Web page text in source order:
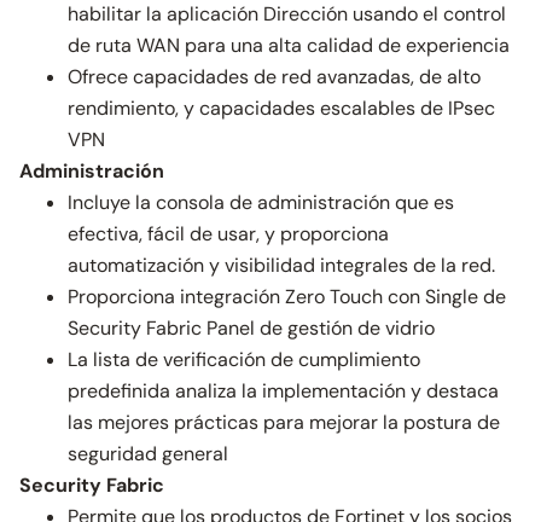
habilitar la aplicación Dirección usando el control
de ruta WAN para una alta calidad de experiencia
Ofrece capacidades de red avanzadas, de alto
rendimiento, y capacidades escalables de IPsec
VPN
Administración
Incluye la consola de administración que es
efectiva, fácil de usar, y proporciona
automatización y visibilidad integrales de la red.
Proporciona integración Zero Touch con Single de
Security Fabric Panel de gestión de vidrio
La lista de verificación de cumplimiento
predefinida analiza la implementación y destaca
las mejores prácticas para mejorar la postura de
seguridad general
Security Fabric
Permite que los productos de Fortinet y los socios